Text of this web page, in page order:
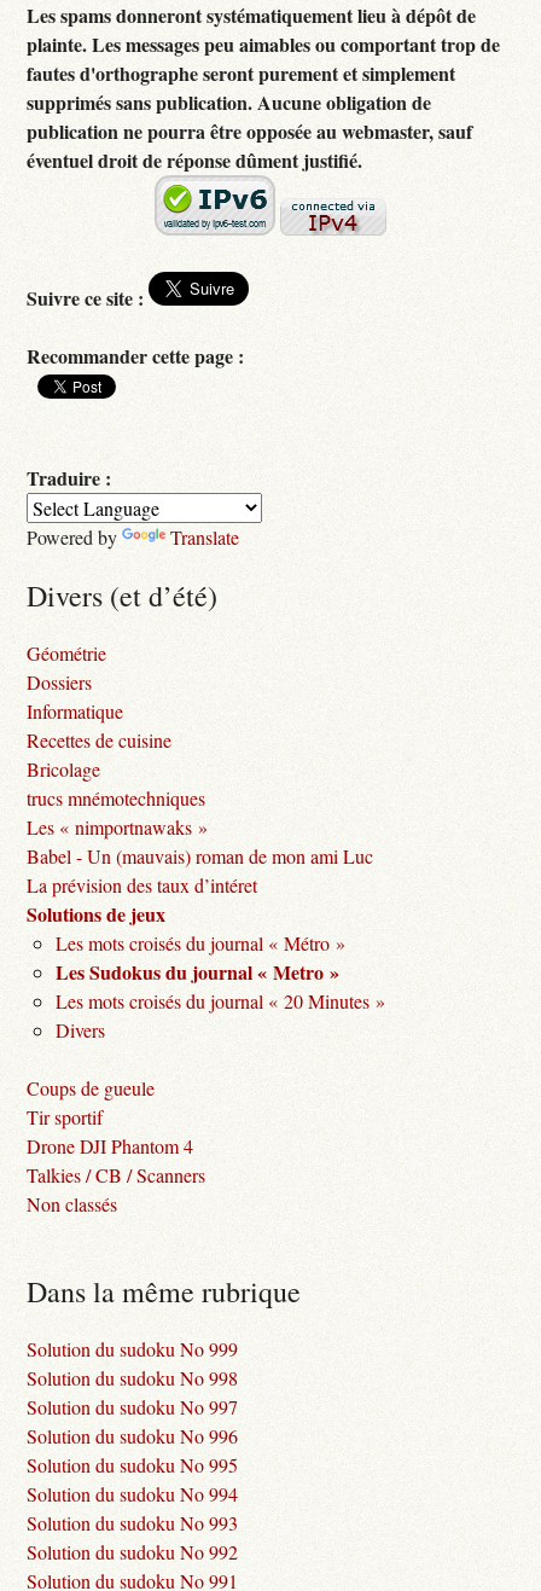
Les spams donneront systématiquement lieu à dépôt de
plainte. Les messages peu aimables ou comportant trop de
fautes d'orthographe seront purement et simplement
supprimés sans publication. Aucune obligation de
publication ne pourra être opposée au webmaster, sauf
éventuel droit de réponse dûment justifié.
Suivre ce site :
Recommander cette page :
Traduire :
Powered by Translate
Divers (et d’été)
Géométrie
Dossiers
Informatique
Recettes de cuisine
Bricolage
trucs mnémotechniques
Les « nimportnawaks »
Babel - Un (mauvais) roman de mon ami Luc
La prévision des taux d’intéret
Solutions de jeux
Les mots croisés du journal « Métro »
Les Sudokus du journal « Metro »
Les mots croisés du journal « 20 Minutes »
Divers
Coups de gueule
Tir sportif
Drone DJI Phantom 4
Talkies / CB / Scanners
Non classés
Dans la même rubrique
Solution du sudoku No 999
Solution du sudoku No 998
Solution du sudoku No 997
Solution du sudoku No 996
Solution du sudoku No 995
Solution du sudoku No 994
Solution du sudoku No 993
Solution du sudoku No 992
Solution du sudoku No 991